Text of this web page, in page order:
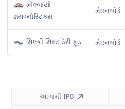
મોલ્બાયો
ડાયગ્નોસ્ટિક્સ
મેઇનબોર્ડ
મિલ્કી મિસ્ટ ડેરી ફૂડ મેઇનબોર્ડ
આગામી IPO